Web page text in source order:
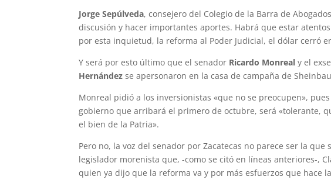
Jorge Sepúlveda, consejero del Colegio de la Barra de
discusión y hacer importantes aportes. Habrá que estar
por esta inquietud, la reforma al Poder Judicial, el dólar cerró
Y será por esto último que el senador Ricardo Monreal y el
Hernández se apersonaron en la casa de campaña de
Monreal pidió a los inversionistas «que no se preocupen»,
gobierno que arribará el primero de octubre, será «tolerante,
el bien de la Patria».
Pero no, la voz del senador por Zacatecas no parece ser la
legislador morenista que, -como se citó en líneas anteriores-,
quien ya dijo que la reforma va y por más esfuerzos que hace